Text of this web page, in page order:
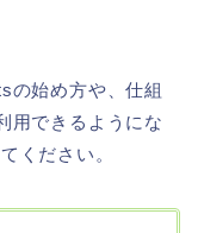
の始め方や、仕組
用できるようにな
ください。